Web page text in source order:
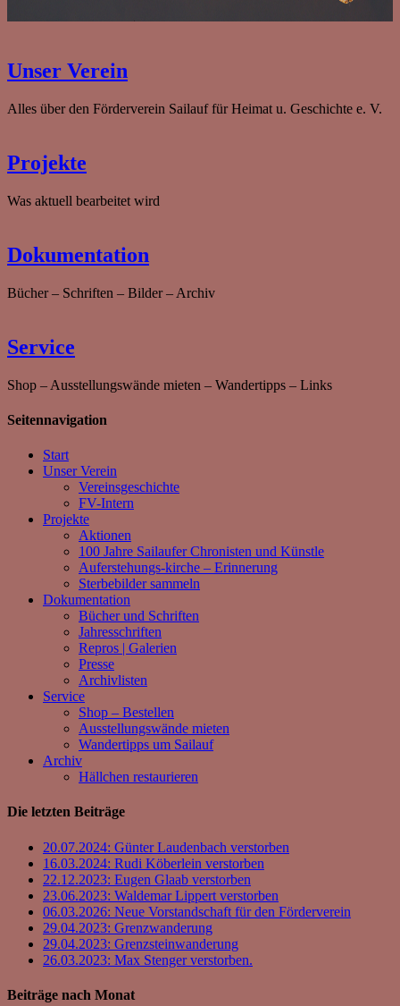
Unser Verein
Alles über den Förderverein Sailauf für Heimat u. Geschichte e. V.
Projekte
Was aktuell bearbeitet wird
Dokumentation
Bücher – Schriften – Bilder – Archiv
Service
Shop – Ausstellungswände mieten – Wandertipps – Links
Seitennavigation
Start
Unser Verein
Vereinsgeschichte
FV-Intern
Projekte
Aktionen
100 Jahre Sailaufer Chronisten und Künstle
Auferstehungs-kirche – Erinnerung
Sterbebilder sammeln
Dokumentation
Bücher und Schriften
Jahresschriften
Repros | Galerien
Presse
Archivlisten
Service
Shop – Bestellen
Ausstellungswände mieten
Wandertipps um Sailauf
Archiv
Hällchen restaurieren
Die letzten Beiträge
20.07.2024: Günter Laudenbach verstorben
16.03.2024: Rudi Köberlein verstorben
22.12.2023: Eugen Glaab verstorben
23.06.2023: Waldemar Lippert verstorben
06.03.2026: Neue Vorstandschaft für den Förderverein
29.04.2023: Grenzwanderung
29.04.2023: Grenzsteinwanderung
26.03.2023: Max Stenger verstorben.
Beiträge nach Monat